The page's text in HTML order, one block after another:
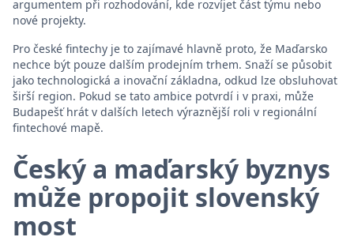
argumentem při rozhodování, kde rozvíjet část týmu nebo
nové projekty.
Pro české fintechy je to zajímavé hlavně proto, že Maďarsko
nechce být pouze dalším prodejním trhem. Snaží se působit
jako technologická a inovační základna, odkud lze obsluhovat
širší region. Pokud se tato ambice potvrdí i v praxi, může
Budapešť hrát v dalších letech výraznější roli v regionální
fintechové mapě.
Český a maďarský byznys
může propojit slovenský
most